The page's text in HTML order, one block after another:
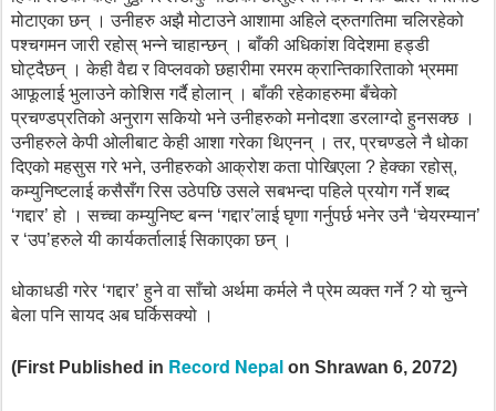
मोटाएका छन् । उनीहरु अझै मोटाउने आशामा अहिले द्रुतगतिमा चलिरहेको
पश्चगमन जारी रहोस् भन्ने चाहान्छन् । बाँकी अधिकांश विदेशमा हड्डी
घोट्दैछन् । केही वैद्य र विप्लवको छहारीमा रमरम क्रान्तिकारिताको भ्रममा
आफूलाई भुलाउने कोशिस गर्दै होलान् । बाँकी रहेकाहरुमा बँचेको
प्रचण्डप्रतिको अनुराग सकियो भने उनीहरुको मनोदशा डरलाग्दो हुनसक्छ ।
उनीहरुले केपी ओलीबाट केही आशा गरेका थिएनन् । तर, प्रचण्डले नै धोका
दिएको महसुस गरे भने, उनीहरुको आक्रोश कता पोखिएला ? हेक्का रहोस्,
कम्युनिष्टलाई कसैसँग रिस उठेपछि उसले सबभन्दा पहिले प्रयोग गर्ने शब्द
‘गद्दार’ हो । सच्चा कम्युनिष्ट बन्न ‘गद्दार’लाई घृणा गर्नुपर्छ भनेर उनै ‘चेयरम्यान’
र ‘उप’हरुले यी कार्यकर्तालाई सिकाएका छन् ।
धोकाधडी गरेर ‘गद्दार’ हुने वा साँचो अर्थमा कर्मले नै प्रेम व्यक्त गर्ने ? यो चुन्ने
बेला पनि सायद अब घर्किसक्यो ।
(First Published in Record Nepal on Shrawan 6, 2072)